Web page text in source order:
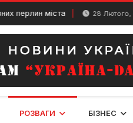
міста 28 Лютого, 2025
РОЗВАГИ БІЗНЕС